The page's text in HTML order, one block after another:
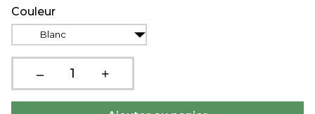
Couleur
Blanc